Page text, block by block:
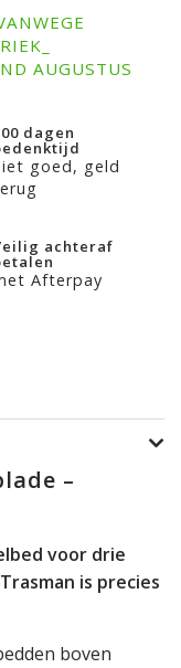
AUGUSTUS
dagen
goed, geld
achteraf
Afterpay
–
voor drie
is precies
boven